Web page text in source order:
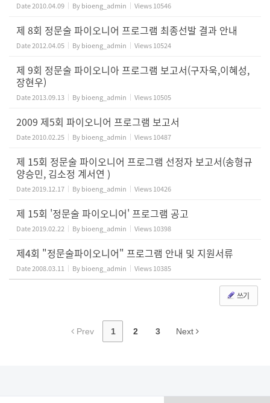
Date2010.04.09 Bybioeng_admin Views10546
제 8회 정문술 파이오니어 프로그램 최종선발 결과 안내
Date2012.04.05 Bybioeng_admin Views10524
제 9회 정문술 파이오니아 프로그램 보고서(구자욱,이혜성,
장현우)
Date2013.09.13 Bybioeng_admin Views10505
2009 제5회 파이오니어 프로그램 보고서
Date2010.02.25 Bybioeng_admin Views10487
제 15회 정문술 파이오니어 프로그램 선정자 보고서(송형규
양승민, 김소정 계서연 )
Date2019.12.17 Bybioeng_admin Views10426
제 15회 '정문술 파이오니어' 프로그램 공고
Date2019.02.22 Bybioeng_admin Views10398
제4회 "정문술파이오니어" 프로그램 안내 및 지원서류
Date2008.03.11 Bybioeng_admin Views10385
쓰기
Prev 1 2 3 Next